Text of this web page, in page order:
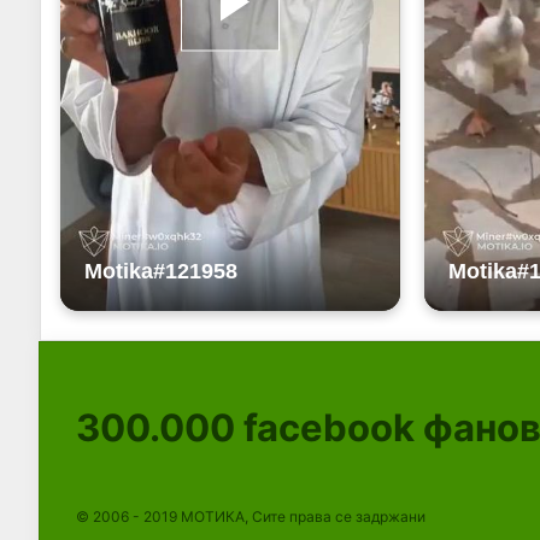
300.000 facebook
© 2006 - 2019 МОТИКА, Сите права се задржани